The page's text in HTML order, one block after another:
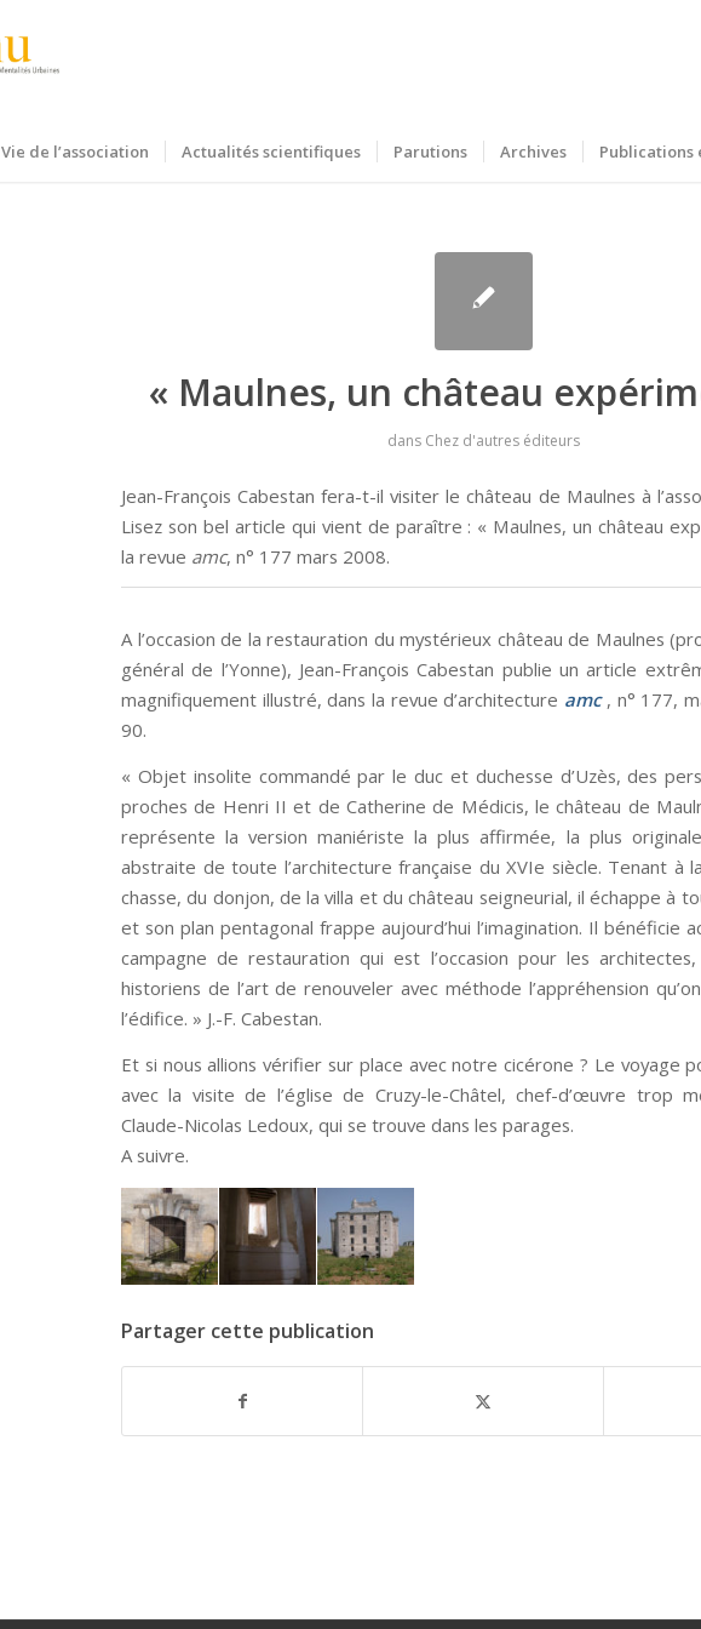
Vie de l’association Actualités scientifiques Parutions Archives Publications
« Maulnes, un château
dans Chez d'autres éditeurs
Jean-François Cabestan fera-t-il visiter le château de Maulnes à
Lisez son bel article qui vient de paraître : « Maulnes, un château
la revue amc, n° 177 mars 2008.
A l’occasion de la restauration du mystérieux château de Maulnes
général de l’Yonne), Jean-François Cabestan publie un article
magnifiquement illustré, dans la revue d’architecture amc , n° 177,
90.
« Objet insolite commandé par le duc et duchesse d’Uzès, des
proches de Henri II et de Catherine de Médicis, le château de
représente la version maniériste la plus affirmée, la plus
abstraite de toute l’architecture française du XVIe siècle. Tenant à
chasse, du donjon, de la villa et du château seigneurial, il échappe à
et son plan pentagonal frappe aujourd’hui l’imagination. Il bénéficie
campagne de restauration qui est l’occasion pour les
historiens de l’art de renouveler avec méthode l’appréhension
l’édifice. » J.-F. Cabestan.
Et si nous allions vérifier sur place avec notre cicérone ? Le voyage
avec la visite de l’église de Cruzy-le-Châtel, chef-d’œuvre trop
Claude-Nicolas Ledoux, qui se trouve dans les parages.
A suivre.
Partager cette publication